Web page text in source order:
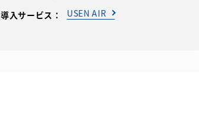
導入サービス： USEN AIR